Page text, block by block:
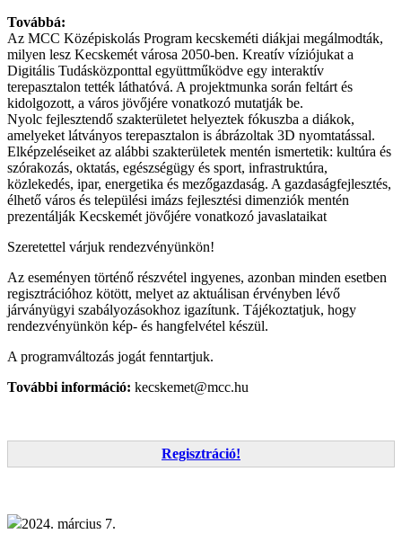
Továbbá:
Az MCC Középiskolás Program kecskeméti diákjai megálmodták,
milyen lesz Kecskemét városa 2050-ben. Kreatív víziójukat a
Digitális Tudásközponttal együttműködve egy interaktív
terepasztalon tették láthatóvá. A projektmunka során feltárt és
kidolgozott, a város jövőjére vonatkozó mutatják be.
Nyolc fejlesztendő szakterületet helyeztek fókuszba a diákok,
amelyeket látványos terepasztalon is ábrázoltak 3D nyomtatással.
Elképzeléseiket az alábbi szakterületek mentén ismertetik: kultúra és
szórakozás, oktatás, egészségügy és sport, infrastruktúra,
közlekedés, ipar, energetika és mezőgazdaság. A gazdaságfejlesztés,
élhető város és települési imázs fejlesztési dimenziók mentén
prezentálják Kecskemét jövőjére vonatkozó javaslataikat
Szeretettel várjuk rendezvényünkön!
Az eseményen történő részvétel ingyenes, azonban minden esetben
regisztrációhoz kötött, melyet az aktuálisan érvényben lévő
járványügyi szabályozásokhoz igazítunk. Tájékoztatjuk, hogy
rendezvényünkön kép- és hangfelvétel készül.
A programváltozás jogát fenntartjuk.
További információ: kecskemet@mcc.hu
Regisztráció!
2024. március 7.